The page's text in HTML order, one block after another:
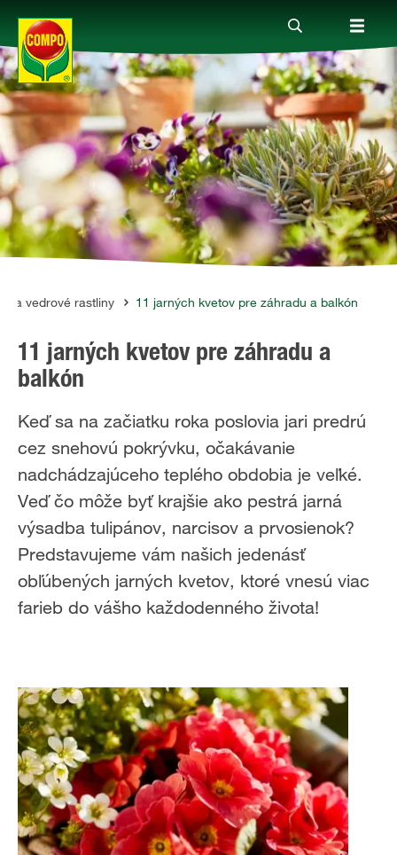
Produkty
Rady a tipy
Témy
Kde kúpiť
Spoločnosť
a vedrové rastliny 11 jarných kvetov pre záhradu a balkón
11 jarných kvetov pre záhradu a
balkón
Keď sa na začiatku roka poslovia jari predrú
cez snehovú pokrývku, očakávanie
nadchádzajúceho teplého obdobia je veľké.
Veď čo môže byť krajšie ako pestrá jarná
výsadba tulipánov, narcisov a prvosienok?
Predstavujeme vám našich jedenásť
obľúbených jarných kvetov, ktoré vnesú viac
farieb do vášho každodenného života!